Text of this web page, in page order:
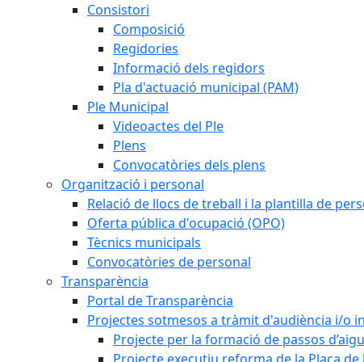
Consistori
Composició
Regidories
Informació dels regidors
Pla d'actuació municipal (PAM)
Ple Municipal
Videoactes del Ple
Plens
Convocatòries dels plens
Organització i personal
Relació de llocs de treball i la plantilla de
Oferta pública d'ocupació (OPO)
Tècnics municipals
Convocatòries de personal
Transparència
Portal de Transparència
Projectes sotmesos a tràmit d'audiència i/o
Projecte per la formació de passos